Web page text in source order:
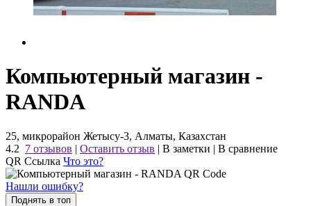
Компьютерный магазин -
RANDA
25, микрорайон Жетысу-3, Алматы, Казахстан
4.2 7 отзывов | Оставить отзыв | В заметки | В сравнение
QR Ссылка Что это?
Нашли ошибку?
Поднять в топ